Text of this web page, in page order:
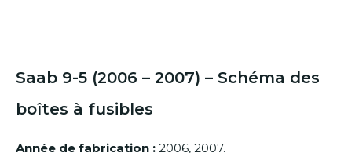
Saab 9-5 (2006 – 2007) – Schéma des
boîtes à fusibles
Année de fabrication : 2006, 2007.